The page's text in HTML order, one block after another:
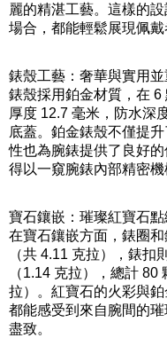
麗的精湛工藝。這樣的
場合，都能輕鬆展現佩戴
錶殼工藝：奢華與實用並
錶殼採用鉑金材質，在 6
厚度 12.7 毫米，防水深
底蓋。鉑金錶殼不僅提
性也為腕錶提供了良好
得以一窺腕錶內部精密機
寶石鑲嵌：璀璨紅寶石點
在寶石鑲嵌方面，錶圈
（共 4.11 克拉），錶扣
（1.14 克拉），總計
拉）。紅寶石的火彩與
都能感受到來自腕間的
盡致。